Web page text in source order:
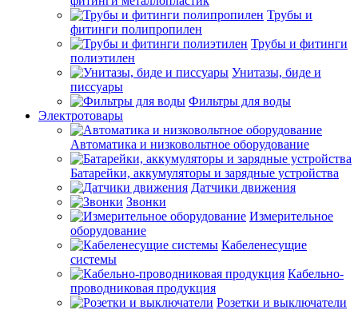
Трубы и
фитинги полипропилен
Трубы и фитинги
полиэтилен
Унитазы, биде и
писсуары
Фильтры для воды
Электротовары
Автоматика и низковольтное оборудование
Батарейки, аккумуляторы и зарядные устройства
Датчики движения
Звонки
Измерительное
оборудование
Кабеленесущие
системы
Кабельно-
проводниковая продукция
Розетки и выключатели